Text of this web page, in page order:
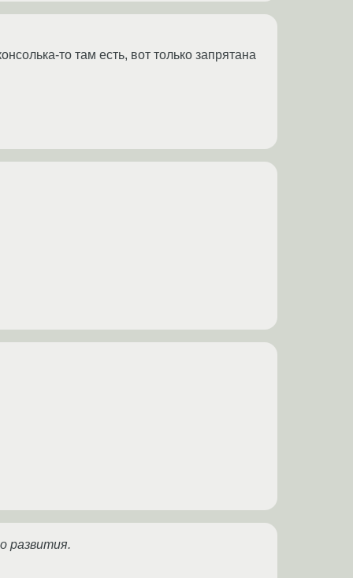
то там есть, вот только запрятана
развития.